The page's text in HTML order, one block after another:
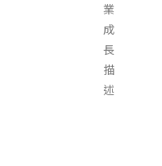
業
成
長
描
述